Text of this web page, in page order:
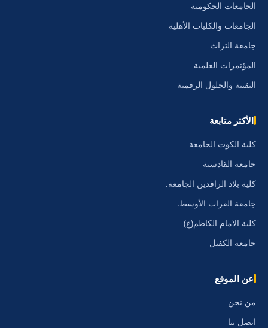
الجامعات الحكومية
الجامعات والكليات الأهلية
جامعة التراث
المؤتمرات العلمية
التقنية والحلول الرقمية
الأكثر متابعة
كلية الكوت الجامعة
جامعة القادسية
كلية بلاد الرافدين الجامعة.
جامعة الفرات الأوسط.
كلية الامام الكاظم(ع)
جامعة الكفيل
عن الموقع
من نحن
اتصل بنا